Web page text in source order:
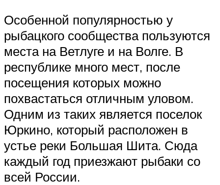
Особенной популярностью у
рыбацкого сообщества пользуются
места на Ветлуге и на Волге. В
республике много мест, после
посещения которых можно
похвастаться отличным уловом.
Одним из таких является поселок
Юркино, который расположен в
устье реки Большая Шита. Сюда
каждый год приезжают рыбаки со
всей России.